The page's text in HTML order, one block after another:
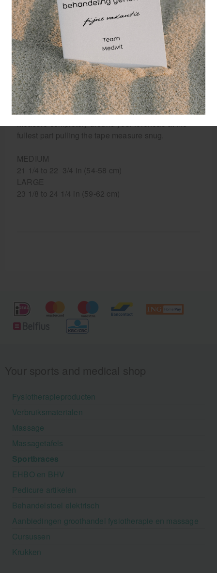
Hiermee kun je het uiterlijk (drie kleuren) en
ventilatie van de hoofddeksel aanpassen.
De helm is ontworpen met de TruPlay Technology
en bezit een totale beschermende pasvorm, terwijl
de stijl van spelen van de keeper en het gevoel van
de bal gehandhaafd blijft.
- Sizing
A proper fit is important, determining your size is
simple.
Measure completely around your forehead at the
fullest part pulling the tape measure snug.
MEDIUM
21 1/4 to 22 3/4 in (54-58 cm)
LARGE
23 1/8 to 24 1/4 in (59-62 cm)
Fysiotherapieproducten
Verbruiksmaterialen
Massage
Massagetafels
Sportbraces
EHBO en BHV
Pedicure artikelen
Behandelstoel elektrisch
Aanbiedingen groothandel fysiotherapie en massage
Cursussen
Krukken